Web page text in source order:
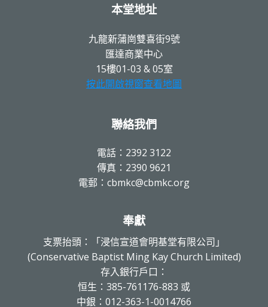
本堂地址
九龍新蒲崗雙喜街9號
匯達商業中心
15樓01-03 & 05室
按此開啟視窗查看地圖
聯絡我們
電話：2392 3122
傳真：2390 9621
電郵：cbmkc@cbmkc.org
奉獻
支票抬頭：「浸信宣道會明基堂有限公司」
(Conservative Baptist Ming Kay Church Limited)
存入銀行戶口：
恒生：385-761176-883 或
中銀：012-363-1-0014766